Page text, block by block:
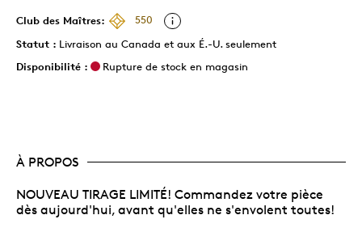
Club des Maîtres:
550
Statut : Livraison au Canada et aux É.-U. seulement
Disponibilité :
Rupture de stock en magasin
À PROPOS
NOUVEAU TIRAGE LIMITÉ! Commandez votre pièce
dès aujourd'hui, avant qu'elles ne s'envolent toutes!